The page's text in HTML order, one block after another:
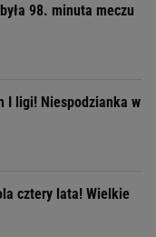
98. minuta meczu
I ligi! Niespodzianka w
cztery lata! Wielkie